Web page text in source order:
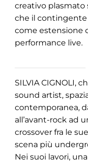
creativo plasmato
che il contingente
come estensione
performance live.
SILVIA CIGNOLI,
sound artist,
contemporanea,
all’avant-rock ad
crossover fra le
scena più
Nei suoi lavori,